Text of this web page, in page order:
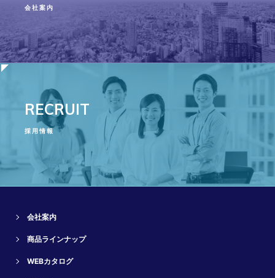
会社案内
RECRUIT
採用情報
会社案内
商品ラインナップ
WEBカタログ